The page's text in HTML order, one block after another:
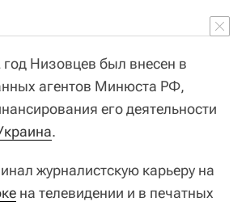
год Низовцев был внесен в
агентов Минюста РФ,
его деятельности
.
журналистскую карьеру на
на телевидении и в печатных